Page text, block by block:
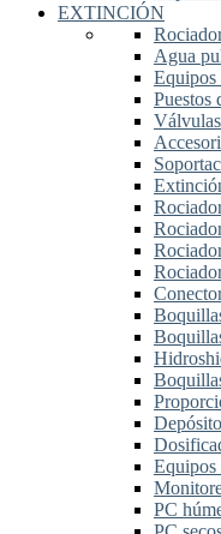
EXTINCIÓN
Agua
Equipos
Puestos
Válvulas
Equipos
PC